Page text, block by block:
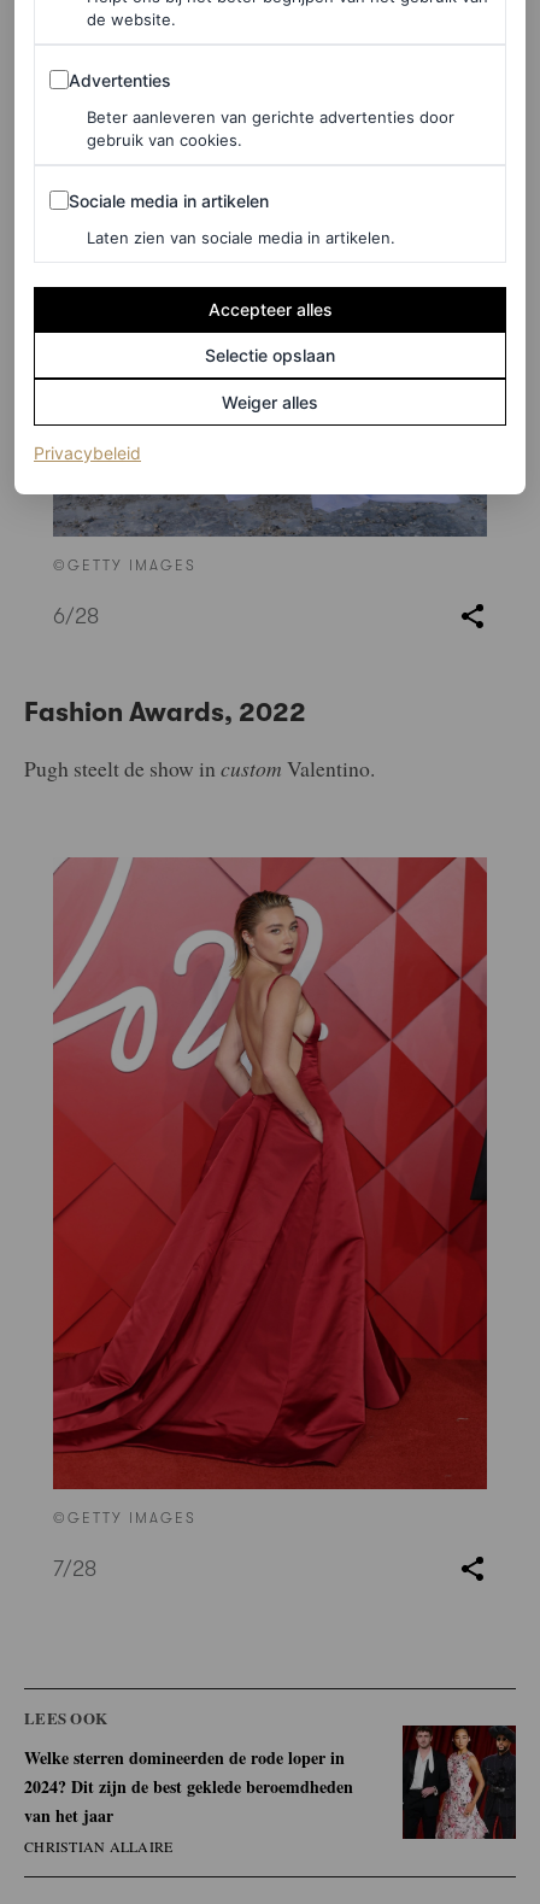
©GETTY IMAGES
6/28
Fashion Awards, 2022
Pugh steelt de show in custom Valentino.
©GETTY IMAGES
7/28
LEES OOK
Welke sterren domineerden de rode loper in
2024? Dit zijn de best geklede beroemdheden
van het jaar
CHRISTIAN ALLAIRE
de website.
Advertenties
Advertenties
Beter aanleveren van gerichte advertenties door
gebruik van cookies.
Sociale media in artikelen
Sociale media in artikelen
Laten zien van sociale media in artikelen.
Accepteer alles
Selectie opslaan
Weiger alles
Privacybeleid